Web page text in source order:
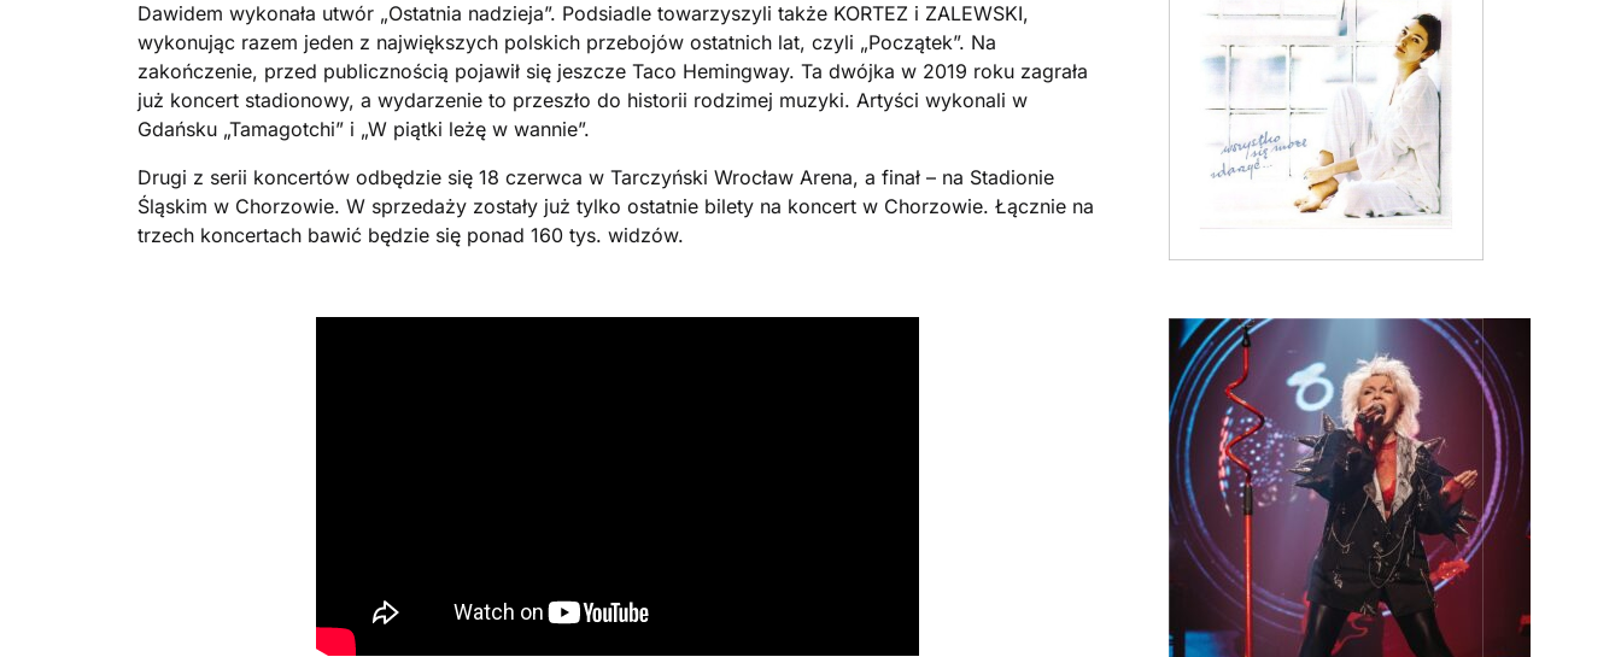
Dawidem wykonała utwór „Ostatnia nadzieja”. Podsiadle towarzyszyli także KORTEZ i ZALEWSKI,
wykonując razem jeden z największych polskich przebojów ostatnich lat, czyli „Początek”. Na
zakończenie, przed publicznością pojawił się jeszcze Taco Hemingway. Ta dwójka w 2019 roku zagrała
już koncert stadionowy, a wydarzenie to przeszło do historii rodzimej muzyki. Artyści wykonali w
Gdańsku „Tamagotchi” i „W piątki leżę w wannie”.
Drugi z serii koncertów odbędzie się 18 czerwca w Tarczyński Wrocław Arena, a finał – na Stadionie
Śląskim w Chorzowie. W sprzedaży zostały już tylko ostatnie bilety na koncert w Chorzowie. Łącznie na
trzech koncertach bawić będzie się ponad 160 tys. widzów.